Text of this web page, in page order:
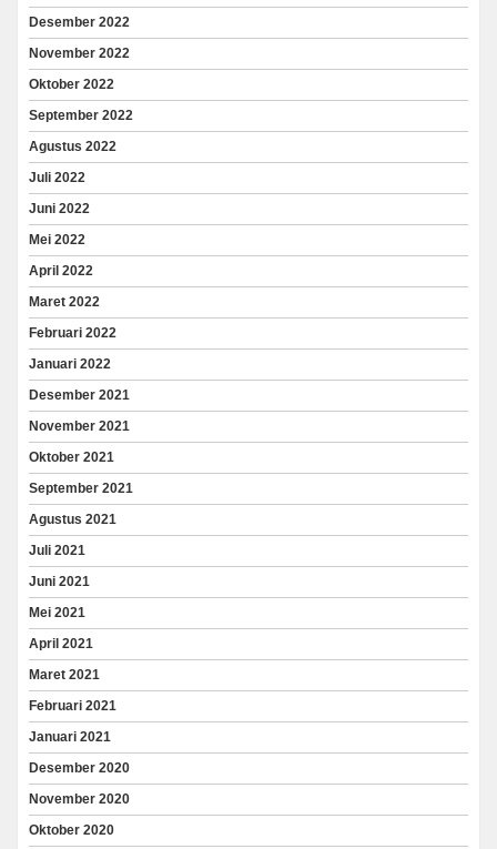
Desember 2022
November 2022
Oktober 2022
September 2022
Agustus 2022
Juli 2022
Juni 2022
Mei 2022
April 2022
Maret 2022
Februari 2022
Januari 2022
Desember 2021
November 2021
Oktober 2021
September 2021
Agustus 2021
Juli 2021
Juni 2021
Mei 2021
April 2021
Maret 2021
Februari 2021
Januari 2021
Desember 2020
November 2020
Oktober 2020